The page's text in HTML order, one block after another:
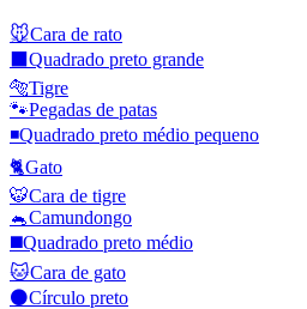
🐭Cara de rato
Quadrado preto grande
🐅Tigre
🐾Pegadas de patas
◾Quadrado preto médio pequeno
🐈Gato
🐯Cara de tigre
🐁Camundongo
◼️Quadrado preto médio
🐱Cara de gato
⚫Círculo preto